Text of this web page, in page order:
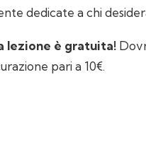
dedicate a chi
lezione è gratuita!
pari a 10€.